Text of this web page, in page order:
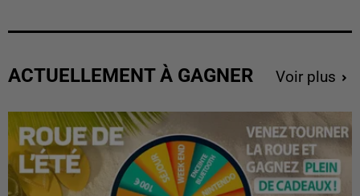
ACTUELLEMENT À GAGNER Voir plus